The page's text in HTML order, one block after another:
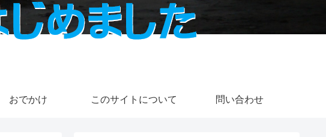
おでかけ このサイトについて 問い合わせ